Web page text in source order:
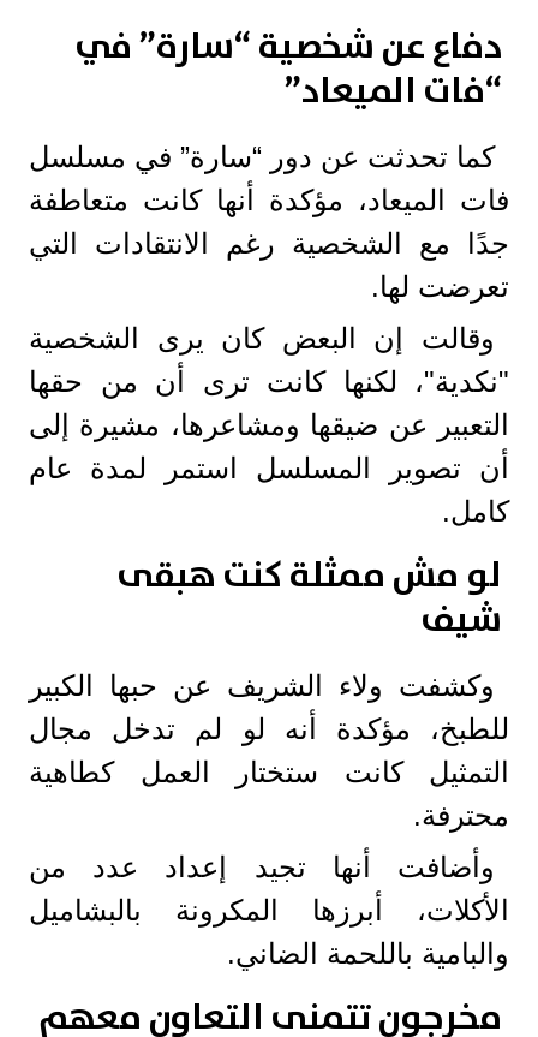
دفاع عن شخصية “سارة” في
“فات الميعاد”
كما تحدثت عن دور “سارة” في مسلسل
فات الميعاد، مؤكدة أنها كانت متعاطفة
جدًا مع الشخصية رغم الانتقادات التي
تعرضت لها.
وقالت إن البعض كان يرى الشخصية
"نكدية"، لكنها كانت ترى أن من حقها
التعبير عن ضيقها ومشاعرها، مشيرة إلى
أن تصوير المسلسل استمر لمدة عام
كامل.
لو مش ممثلة كنت هبقى
شيف
وكشفت ولاء الشريف عن حبها الكبير
للطبخ، مؤكدة أنه لو لم تدخل مجال
التمثيل كانت ستختار العمل كطاهية
محترفة.
وأضافت أنها تجيد إعداد عدد من
الأكلات، أبرزها المكرونة بالبشاميل
والبامية باللحمة الضاني.
مخرجون تتمنى التعاون معهم